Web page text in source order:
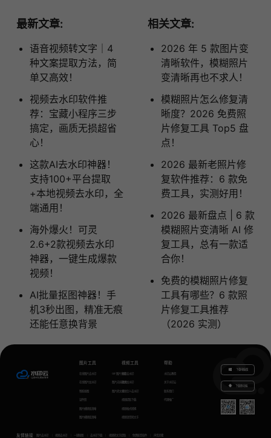
最新文章:
语音视频转文字｜4
种文案提取方法，简
单又高效！
视频去水印软件推
荐：宝藏小程序三步
搞定，画质无损超省
心！
这款AI去水印神器！
支持100+平台提取
+本地视频去水印，全
端通用！
海外爆火！可灵
2.6+2款视频去水印
神器，一键生成爆款
视频！
AI批量抠图神器！手
机3秒出图，精准无痕
还能任意换背景
相关文章:
2026 年 5 款图片变
清晰软件，模糊照片
变清晰再也不求人！
模糊照片怎么修复清
晰度？2026 免费照
片修复工具 Top5 盘
点！
2026 最新老照片修
复软件推荐：6 款免
费工具，实测好用！
2026 最新盘点 | 6 款
模糊照片变清晰 AI 修
复工具，总有一款适
合你！
免费的模糊照片修复
工具有哪些？6 款照
片修复工具推荐
（2026 实测）
图片工具
在线图片去水印
在线图片加水印
智能抠图
证件照
图片模糊变清晰
图片模糊变清晰
GIF图片生成
图片无损放大
图片转文字
视频工具
视频去水印
视频加水印
视频怎么去水印
视频提取下载
视频格式转换
视频语音转文字
帮助
水印云教程
关于水印云
联系我们
代理推广
下载电脑版
下载移动端
友情链接 图片去水印 视频去水印 一键抠图 去水印下载 视频转文字提取 免费配音软件